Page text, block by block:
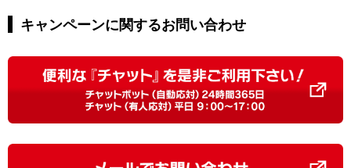
キャンペーンに関するお問い合わせ